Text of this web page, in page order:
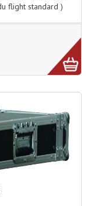
19")
flight standard )